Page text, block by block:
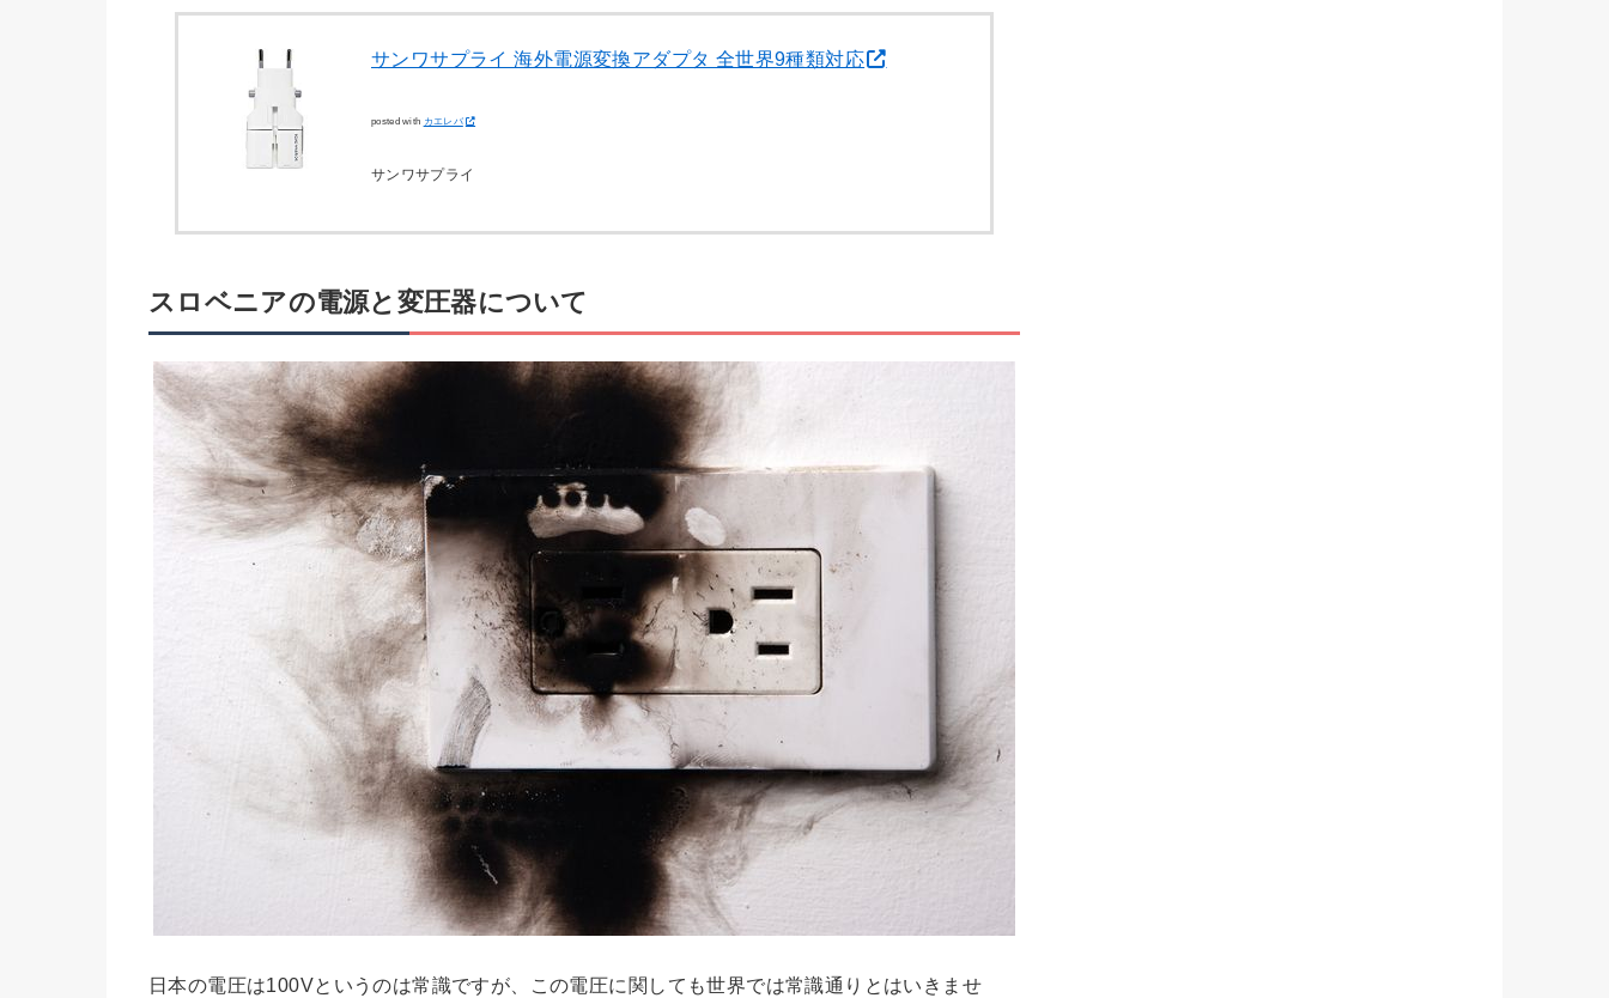
サンワサプライ 海外電源変換アダプタ 全世界9種類対応
posted with カエレバ
サンワサプライ
スロベニアの電源と変圧器について
日本の電圧は100Vというのは常識ですが、この電圧に関しても世界では常識通りとはいきませ